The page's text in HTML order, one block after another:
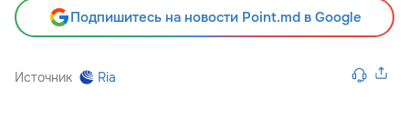
Подпишитесь на новости Point.md в Google
Источник Ria